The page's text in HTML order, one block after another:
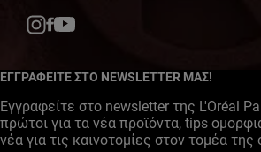
ΕΓΓΡΑΦΕΙΤΕ ΣΤΟ NEWSLETTER ΜΑΣ!
Εγγραφείτε στο newsletter της L'Oréal
πρώτοι για τα νέα προϊόντα, tips
νέα για τις καινοτομίες στον τομέα της